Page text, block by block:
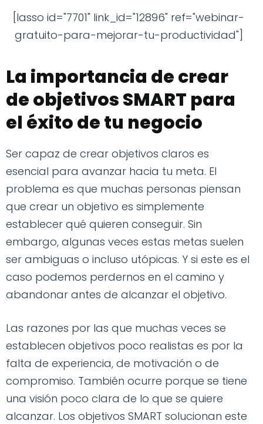
[lasso id="7701" link_id="12896" ref="webinar-
gratuito-para-mejorar-tu-productividad"]
La importancia de crear
de objetivos SMART para
el éxito de tu negocio
Ser capaz de crear objetivos claros es
esencial para avanzar hacia tu meta. El
problema es que muchas personas piensan
que crear un objetivo es simplemente
establecer qué quieren conseguir. Sin
embargo, algunas veces estas metas suelen
ser ambiguas o incluso utópicas. Y si este es el
caso podemos perdernos en el camino y
abandonar antes de alcanzar el objetivo.
Las razones por las que muchas veces se
establecen objetivos poco realistas es por la
falta de experiencia, de motivación o de
compromiso. También ocurre porque se tiene
una visión poco clara de lo que se quiere
alcanzar. Los objetivos SMART solucionan este